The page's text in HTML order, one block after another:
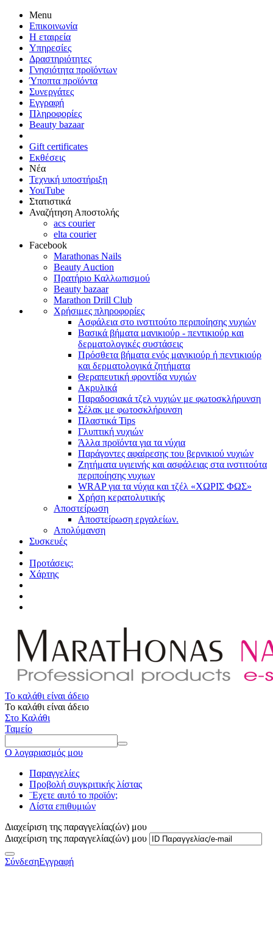
Menu
Επικοινωνία
Η εταιρεία
Υπηρεσίες
Δραστηριότητες
Γνησιότητα προϊόντων
Ύποπτα προϊόντα
Συνεργάτες
Εγγραφή
Πληροφορίες
Beauty bazaar
Gift certificates
Εκθέσεις
Νέα
Τεχνική υποστήριξη
YouTube
Στατιστικά
Αναζήτηση Αποστολής
acs courier
elta courier
Facebook
Marathonas Nails
Beauty Auction
Πρατήριο Καλλωπισμού
Beauty bazaar
Marathon Drill Club
Χρήσιμες πληροφορίες
Ασφάλεια στο ινστιτούτο περιποίησης νυχιών
Βασικά βήματα μανικιούρ - πεντικιούρ και
δερματολογικές συστάσεις
Πρόσθετα βήματα ενός μανικιούρ ή πεντικιούρ
και δερματολογικά ζητήματα
Θεραπευτική φροντίδα νυχιών
Ακρυλικά
Παραδοσιακά τζελ νυχιών με φωτοσκλήρυνση
Σέλακ με φωτοσκλήρυνση
Πλαστικά Tips
Γλυπτική νυχιών
Άλλα προϊόντα για τα νύχια
Παράγοντες αφαίρεσης του βερνικιού νυχιών
Ζητήματα υγιεινής και ασφάλειας στα ινστιτούτα
περιποίησης νυχιων
WRAP για τα νύχια και τζέλ «ΧΩΡΙΣ ΦΩΣ»
Χρήση κερατολυτικής
Αποστείρωση
Αποστείρωση εργαλείων.
Απολύμανση
Συσκευές
Προτάσεις:
Χάρτης
Το καλάθι είναι άδειο
Το καλάθι είναι άδειο
Στο Καλάθι
Ταμείο
Ο λογαριασμός μου
Παραγγελίες
Προβολή συγκριτικής λίστας
¨Εχετε αυτό το προϊόν;
Λίστα επιθυμιών
Διαχείριση της παραγγελίας(ών) μου
Διαχείριση της παραγγελίας(ών) μου
ΣύνδεσηΕγγραφή